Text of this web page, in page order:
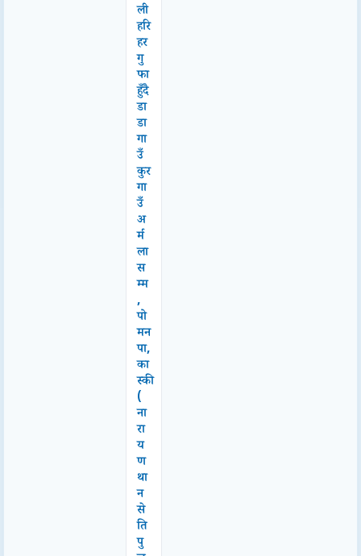
ली
हरि
हर
गु
फा
हुँदै
डा
डा
गा
उँ
कुर
गा
उँ
अ
र्म
ला
स
म्म
,
पो
मन
पा,
का
स्की
(
ना
रा
य
ण
था
न
से
ति
पु